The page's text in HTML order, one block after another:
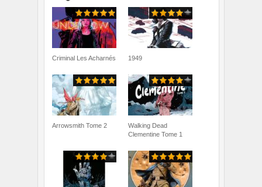
Criminal Les Acharnés 1949
Arrowsmith Tome 2
Walking Dead
Clementine Tome 1